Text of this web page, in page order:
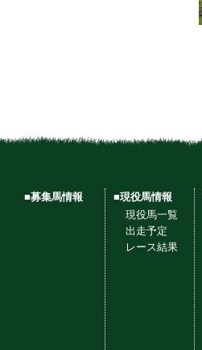
■募集馬情報
■現役馬情報
現役馬一覧
出走予定
レース結果